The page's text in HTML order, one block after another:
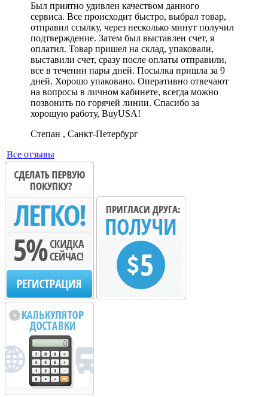
Был приятно удивлен качеством данного
сервиса. Все происходит быстро, выбрал товар,
отправил ссылку, через несколько минут получил
подтверждение. Затем был выставлен счет, я
оплатил. Товар пришел на склад, упаковали,
выставили счет, сразу после оплаты отправили,
все в течении пары дней. Посылка пришла за 9
дней. Хорошо упаковано. Оперативно отвечают
на вопросы в личном кабинете, всегда можно
позвонить по горячей линии. Спасибо за
хорошую работу, BuyUSA!
Степан , Санкт-Петербург
Все отзывы